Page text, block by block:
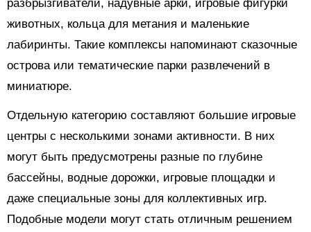
разбрызгиватели, надувные арки, игровые фигурки
животных, кольца для метания и маленькие
лабиринты. Такие комплексы напоминают сказочные
острова или тематические парки развлечений в
миниатюре.
Отдельную категорию составляют большие игровые
центры с несколькими зонами активности. В них
могут быть предусмотрены разные по глубине
бассейны, водные дорожки, игровые площадки и
даже специальные зоны для коллективных игр.
Подобные модели могут стать отличным решением